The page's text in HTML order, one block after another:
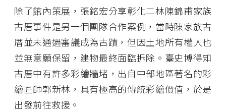
除了館內策展，張銘宏分享彰化二林陳錦甫家族
古厝事件是另一個團隊合作案例，當時陳家族古
厝並未通過審議成為古蹟，但因土地所有權人也
並無意願保留，建物最終面臨拆除。臺史博得知
古厝中有許多彩繪牆堵，出自中部地區著名的彩
繪匠師郭新林，具有極高的傳統彩繪價值，於是
出發前往救援。